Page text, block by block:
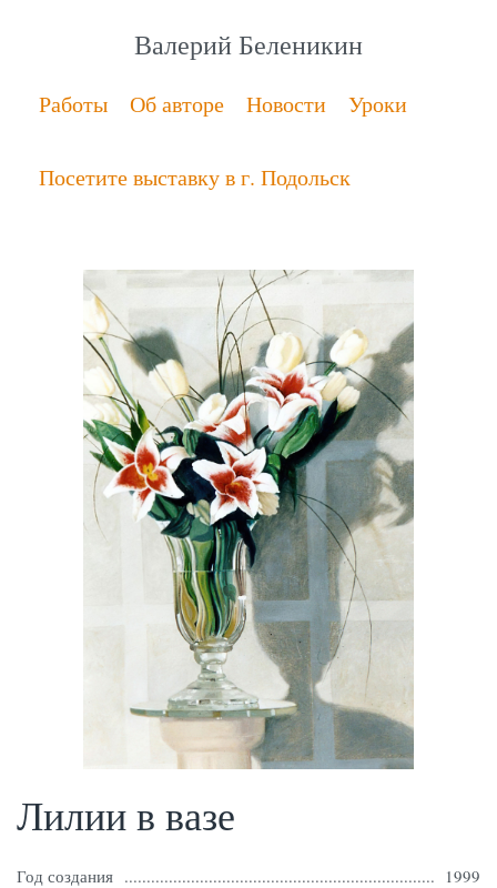
Валерий Беленикин
Работы Об авторе Новости Уроки
Посетите выставку в г. Подольск
Лилии в вазе
Год создания
1999